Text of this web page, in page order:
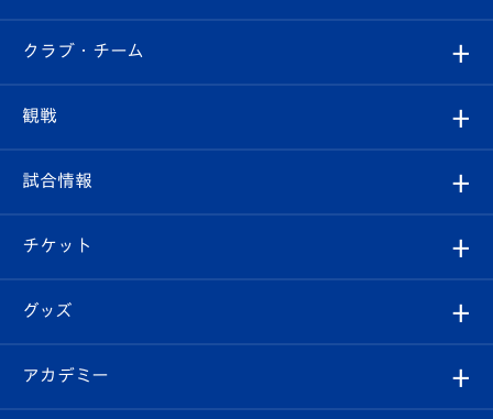
すべて
クラブ
試合情報
チケット
イベント
クラブ・チーム
クラブ概要
エンブレム紹介
スタッフプロフィール
観戦
観戦ルール
はじめての観戦ガイド
Revive Team
試合情報
試合日程/結果
フォトギャラリー
スタジアムグルメ
チケット
チケット
V-LOVERS（ファンクラブ）
グッズ
オンラインショップ
アカデミー